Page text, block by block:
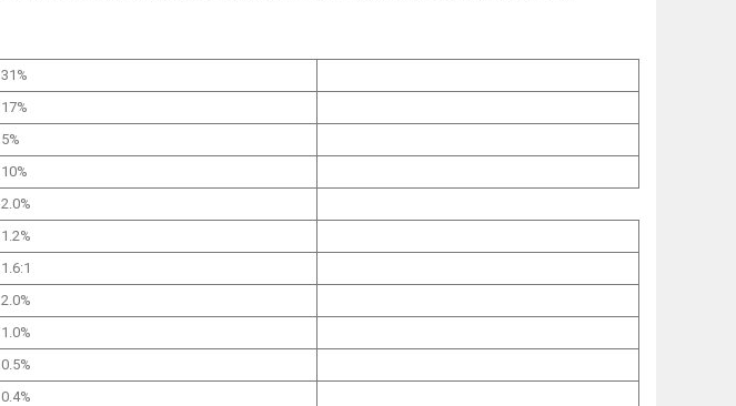
31%
17%
5%
10%
2.0%
1.2%
1.6:1
2.0%
1.0%
0.5%
0.4%